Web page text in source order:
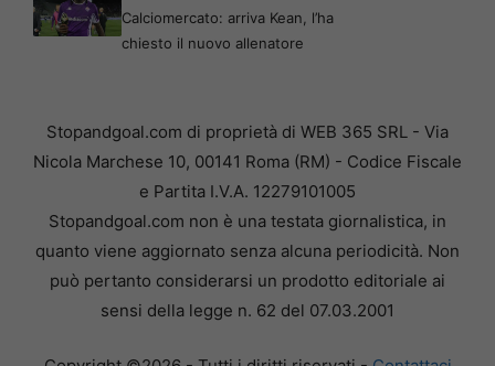
Calciomercato: arriva Kean, l’ha
chiesto il nuovo allenatore
Stopandgoal.com di proprietà di WEB 365 SRL - Via
Nicola Marchese 10, 00141 Roma (RM) - Codice Fiscale
e Partita I.V.A. 12279101005
Stopandgoal.com non è una testata giornalistica, in
quanto viene aggiornato senza alcuna periodicità. Non
può pertanto considerarsi un prodotto editoriale ai
sensi della legge n. 62 del 07.03.2001